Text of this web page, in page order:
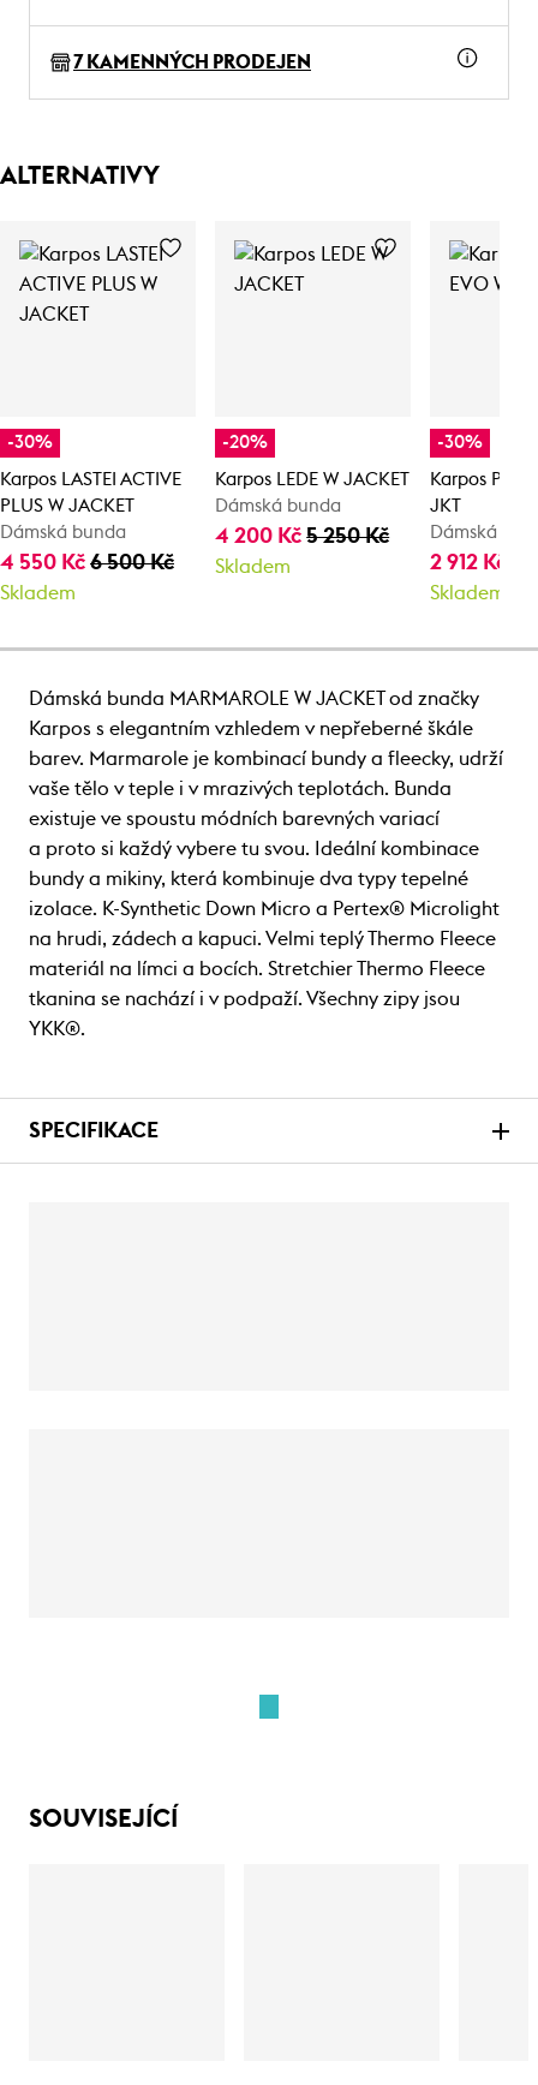
7 KAMENNÝCH PRODEJEN
ALTERNATIVY
-30%
Karpos LASTEI ACTIVE
PLUS W JACKET
Dámská bunda
4 550 Kč 6 500 Kč
Skladem
-20%
Karpos LEDE W JACKET
Dámská bunda
4 200 Kč5 250 Kč
Skladem
-30%
Karpos
JKT
Dámská
2 912 Kč
Skladem
Dámská bunda MARMAROLE W JACKET od značky
Karpos s elegantním vzhledem v nepřeberné škále
barev. Marmarole je kombinací bundy a fleecky, udrží
vaše tělo v teple i v mrazivých teplotách. Bunda
existuje ve spoustu módních barevných variací
a proto si každý vybere tu svou. Ideální kombinace
bundy a mikiny, která kombinuje dva typy tepelné
izolace. K-Synthetic Down Micro a Pertex® Microlight
na hrudi, zádech a kapuci. Velmi teplý Thermo Fleece
materiál na límci a bocích. Stretchier Thermo Fleece
tkanina se nachází i v podpaží. Všechny zipy jsou
YKK®.
SPECIFIKACE
SOUVISEJÍCÍ